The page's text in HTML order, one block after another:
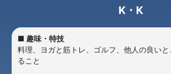
K・K
■ 趣味・特技
料理、ヨガと筋トレ、ゴルフ、他人の良い
ること